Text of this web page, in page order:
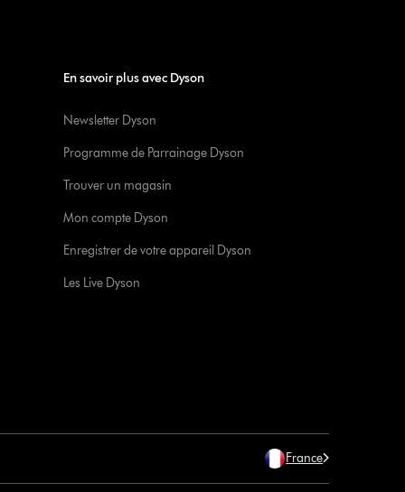
En savoir plus avec Dyson
Newsletter Dyson
Programme de Parrainage Dyson
Trouver un magasin
Mon compte Dyson
Enregistrer de votre appareil Dyson
Les Live Dyson
France